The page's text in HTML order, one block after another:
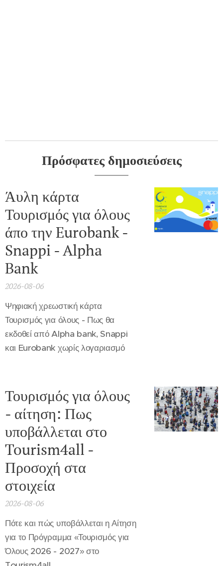
Πρόσφατες δημοσιεύσεις
Άυλη κάρτα
Τουρισμός για όλους
άπο την Eurobank -
Snappi - Alpha
Bank
2026-08-06
Ψηφιακή χρεωστική κάρτα
Τουρισμός για όλους - Πως θα
εκδοθεί από Alpha bank, Snappi
και Eurobank χωρίς λογαριασμό
Τουρισμός για όλους
- αίτηση: Πως
υποβάλλεται στο
Tourism4all -
Προσοχή στα
στοιχεία
2026-08-06
Πότε και πώς υποβάλλεται η Αίτηση
για το Πρόγραμμα «Τουρισμός για
Όλους 2026 - 2027» στο